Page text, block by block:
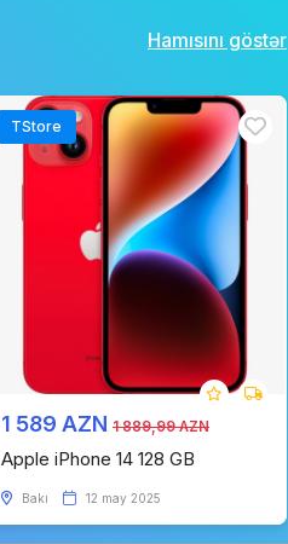
Hamısını göstər
TStore
1 589 AZN 1 889,99 AZN
Apple iPhone 14 128 GB
Bakı 12 may 2025